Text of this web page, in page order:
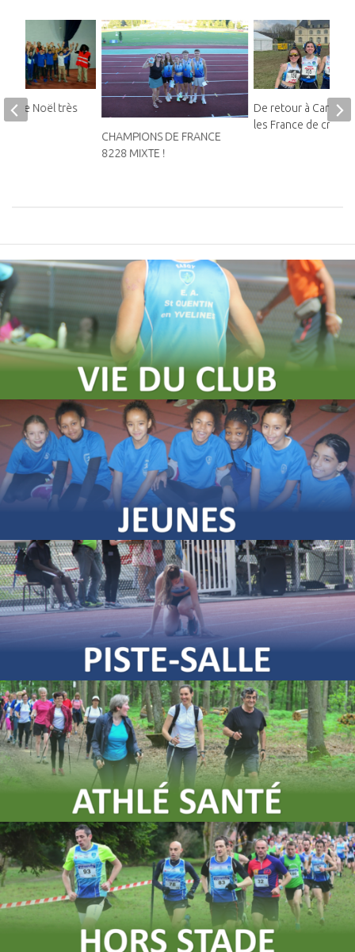
CHAMPIONS DE FRANCE
8228 MIXTE !
De retour à Carhaix
les France de cross !
de Noël très